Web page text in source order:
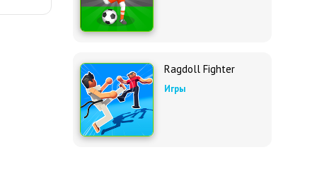
Ragdoll Fighter
Игры